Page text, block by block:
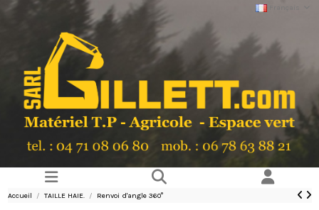
Accueil TAILLE HAIE. Renvoi d'angle 360°